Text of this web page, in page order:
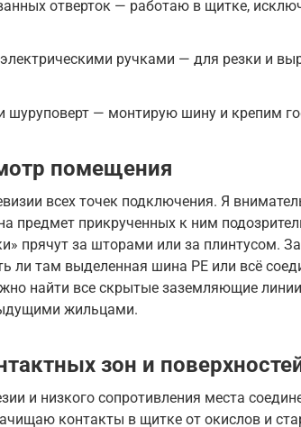
отверток — работаю в щитке,
ручками — для резки и
шуруповерт — монтирую шину и крепим
помещения
всех точек подключения. Я
предмет прикрученных к ним
прячут за шторами или за плинтусом.
ли там выделенная шина PE или всё
найти все скрытые заземляющие
жильцами.
зон и
и низкого сопротивления места
контакты в щитке от окислов и